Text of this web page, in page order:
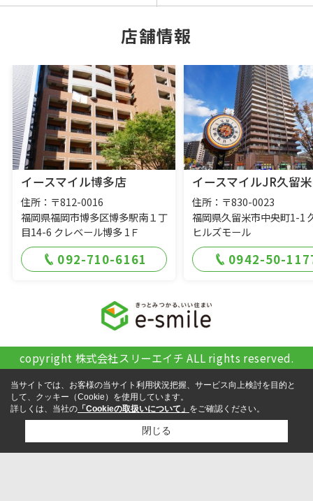
店舗情報
イースマイル博多店
住所：〒812-0016
福岡県福岡市博多区博多駅南１丁
目14-6 クレベール博多 1Ｆ
092-710-6161
イースマイルJR久留
住所：〒830-0023
福岡県久留米市中央町1-1
ヒルズモール
0942-50-
copyright 株式会社スリーエイチ ALL rights reserved.
当サイトでは、お客様の当サイト利用状況把握、サービス向上検討を目的と
して、クッキー（Cookie）を使用しています。
詳しくは、当社の 「Cookieの取扱いについて」 をご確認ください。
閉じる